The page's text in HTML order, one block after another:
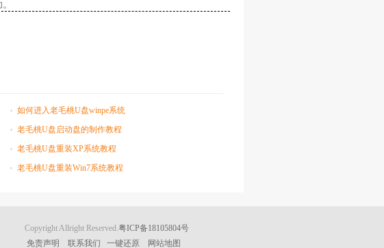
如何进入老毛桃U盘winpe系统
老毛桃U盘启动盘的制作教程
老毛桃U盘重装XP系统教程
老毛桃U盘重装Win7系统教程
Copyright Allright Reserved. 粤ICP备18105804号
免责声明
联系我们 一键还原 网站地图